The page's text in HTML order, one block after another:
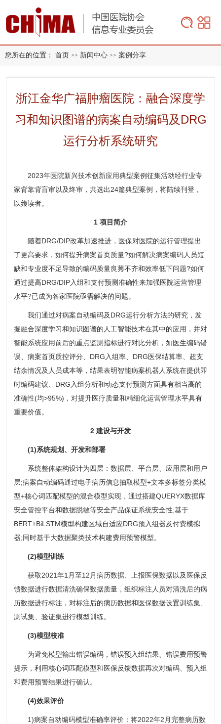
您所在的位置： 首页 >> 新闻中心 >> 案例分享
浙江金华广福肿瘤医院：融合深度学
习和知识图谱的病案自动编码及DRG
运行分析系统研究
2023年医院新兴技术创新应用典型案例征集活动经行业专
家背靠背盲审以及终审，共选出24篇典型案例，将陆续刊登，
以飨读者。
1 项目简介
随着DRG/DIP改革加速推进，医保对医院的运行管理提出
了更高要求，如何提升病案首页质量?如何解决病案编码人员短
缺和专业度不足导致的编码质量良莠不齐和效率低下问题?如何
通过提高DRG/DIP入组和支付预测准确性来加强医院运营管理
水平?已成为各家医院亟需解决的问题。
我们通过对病案自动编码及DRG运行分析方法的研究，发
掘融合深度学习和知识图谱的人工智能技术在其中的应用，并对
智能系统应用前后的重点监测指标进行对比分析，如医生编码错
误、病案首页质控评分、DRG入组率、DRG医保结算率、超支
结余情况及人员成本等，结果表明智能病案机器人系统在提供即
时编码建议、DRG入组分析和动态支付预测方面具有相当高的
准确性(均>95%)，对提升医疗质量和精细化运营管理水平具有
重要价值。
2 建设与开发
(1)系统规划、开发和部署
系统整体架构设计为四层：数据层、平台层、应用层和用户
层;病案自动编码通过电子病历信息抽取模型+文本多标签分类模
型+核心词匹配模型的混合模型实现，通过搭建QUERYX数据库
安全管控平台和数据脱敏等安全产品保证系统安全性;基于
BERT+BiLSTM模型构建区域自适应DRG预入组器及付费模拟
器;同时基于大数据聚类技术构建费用预警模型。
(2)模型训练
获取2021年1月至12月病历数据、上报医保数据以及医保反
馈数据进行数据清洗确保数据质量，组织标注人员对清洗后的病
历数据进行标注，对标注后的病历数据和医保数据设置训练集、
测试集、验证集进行模型训练。
(3)模型校准
为避免模型输出错误编码，错误预入组结果、错误费用预警
提示，利用核心词匹配模型和医保反馈数据再次对编码、预入组
和费用预警结果进行确认。
(4)效果评价
1)病案自动编码模型准确率评价：将2022年2月完整病历数